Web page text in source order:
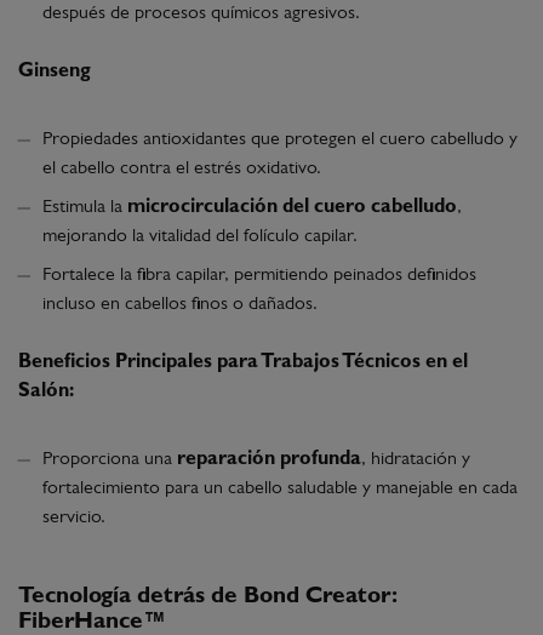
después de procesos químicos agresivos.
Ginseng
Propiedades antioxidantes que protegen el cuero cabelludo y
el cabello contra el estrés oxidativo.
Estimula la microcirculación del cuero cabelludo,
mejorando la vitalidad del folículo capilar.
Fortalece la fibra capilar, permitiendo peinados definidos
incluso en cabellos finos o dañados.
Beneficios Principales para Trabajos Técnicos en el
Salón:
Proporciona una reparación profunda, hidratación y
fortalecimiento para un cabello saludable y manejable en cada
servicio.
Tecnología detrás de Bond Creator:
FiberHance™